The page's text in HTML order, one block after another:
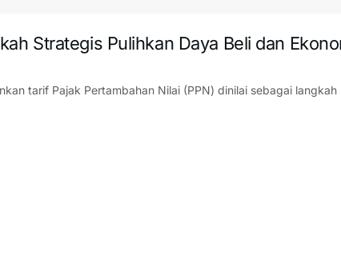
Strategis Pulihkan Daya Beli dan
tarif Pajak Pertambahan Nilai (PPN) dinilai sebagai